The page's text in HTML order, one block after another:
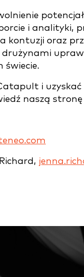
i
kontuzji oraz
drużynami
świecie.
i
naszą